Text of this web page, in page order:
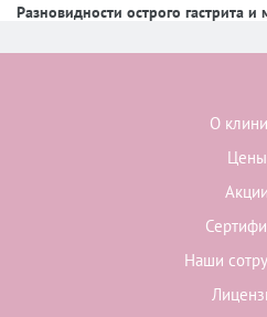
Разновидности острого гастрита
О
Цены
Акции
Наши